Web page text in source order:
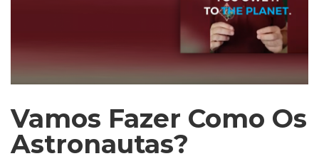
Vamos Fazer Como Os
Astronautas?